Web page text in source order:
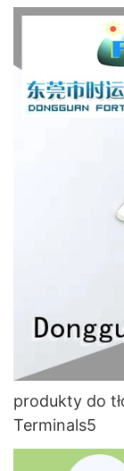
produkty do
Terminals5